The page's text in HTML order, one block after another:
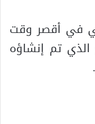
في أقصر وقت
تم إنشاؤه